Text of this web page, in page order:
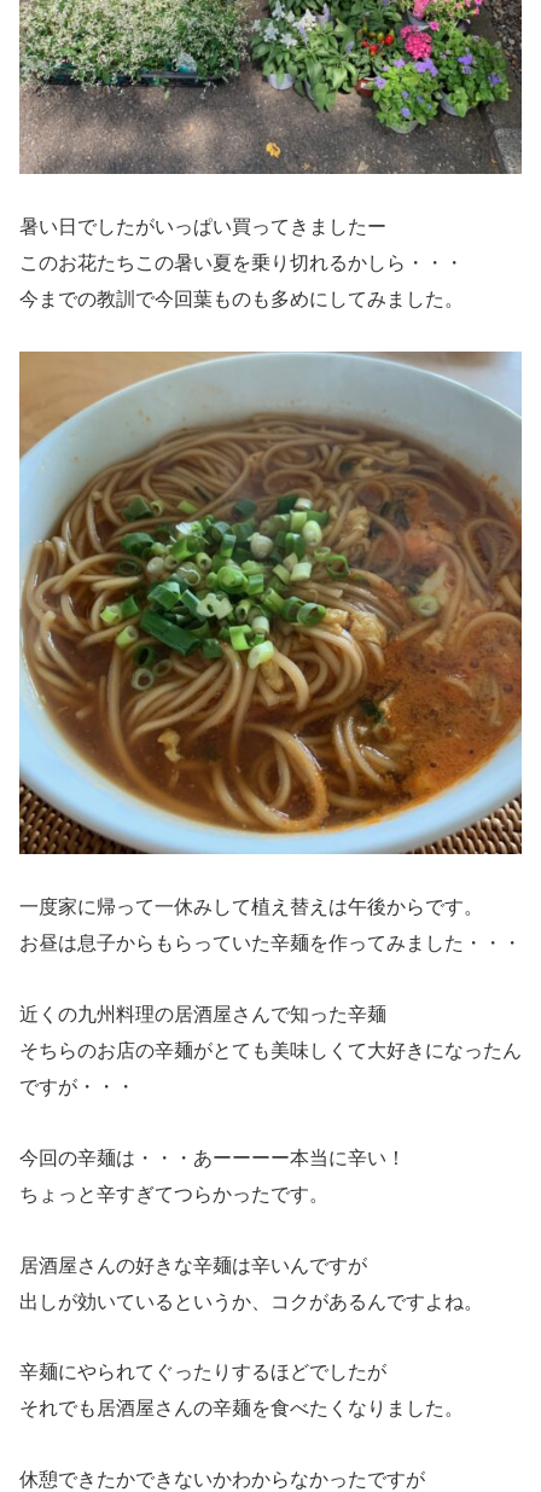
暑い日でしたがいっぱい買ってきましたー
このお花たちこの暑い夏を乗り切れるかしら・・・
今までの教訓で今回葉ものも多めにしてみました。
一度家に帰って一休みして植え替えは午後からです。
お昼は息子からもらっていた辛麺を作ってみました・・・
近くの九州料理の居酒屋さんで知った辛麺
そちらのお店の辛麺がとても美味しくて大好きになったん
ですが・・・
今回の辛麺は・・・あーーーー本当に辛い！
ちょっと辛すぎてつらかったです。
居酒屋さんの好きな辛麺は辛いんですが
出しが効いているというか、コクがあるんですよね。
辛麺にやられてぐったりするほどでしたが
それでも居酒屋さんの辛麺を食べたくなりました。
休憩できたかできないかわからなかったですが